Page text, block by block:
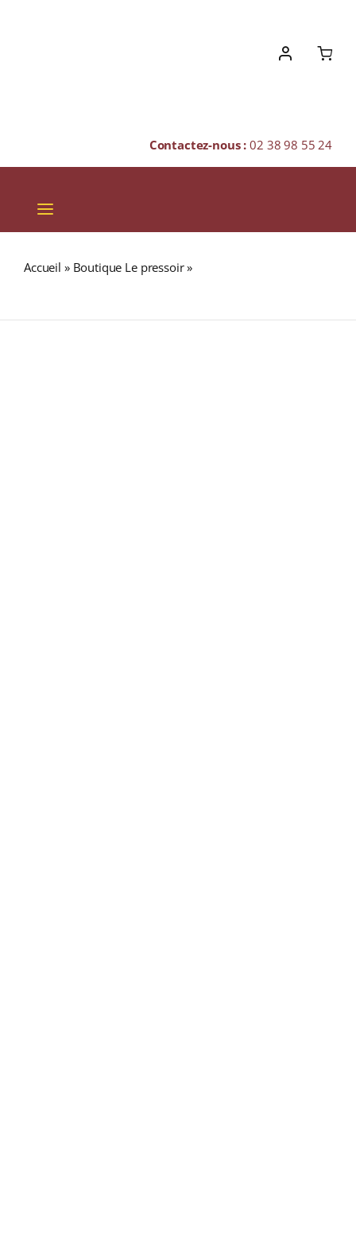
Contactez-nous :02 38 98 55 24
Toggle
Navigation
SPIRITUEUX
Accueil » Boutique Le pressoir»